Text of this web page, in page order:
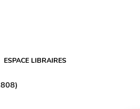
ESPACE LIBRAIRES